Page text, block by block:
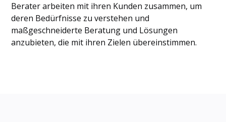
Berater arbeiten mit ihren Kunden zusammen, um
deren Bedürfnisse zu verstehen und
maßgeschneiderte Beratung und Lösungen
anzubieten, die mit ihren Zielen übereinstimmen.